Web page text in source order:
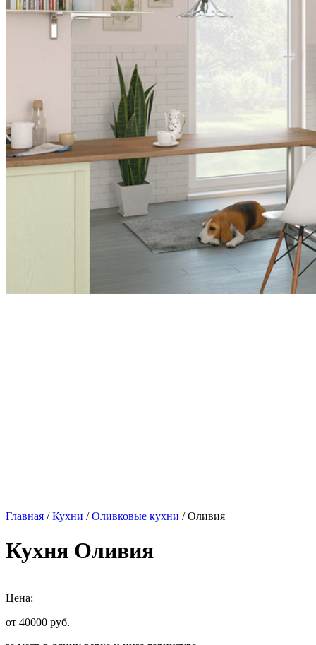
Главная /Кухни /Оливковые кухни / Оливия
Кухня Оливия
Цена:
от 40000 руб.